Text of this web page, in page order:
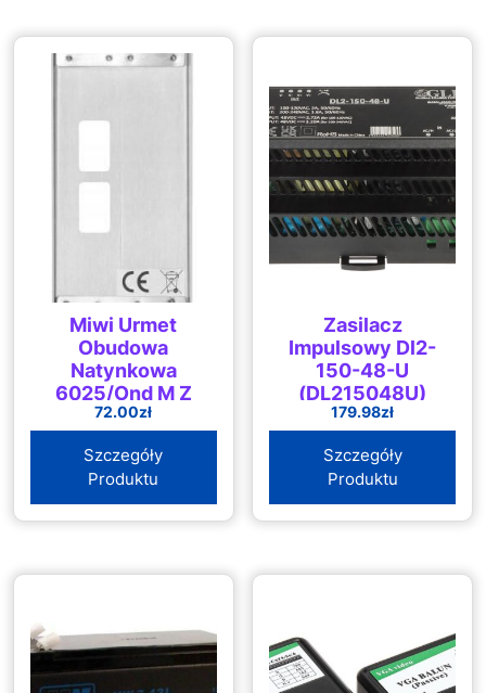
Miwi Urmet
Obudowa
Natynkowa
6025/Ond M Z
Daszkiem
72.00zł
Szczegóły
Produktu
Zasilacz
Impulsowy Dl2-
150-48-U
(DL215048U)
179.98zł
Szczegóły
Produktu